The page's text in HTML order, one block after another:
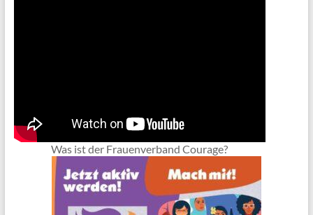
Was ist der Frauenverband Courage?